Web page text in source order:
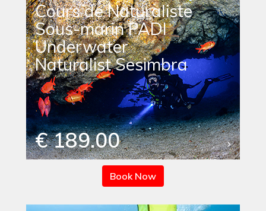
Cours de Naturaliste
Sous-marin PADI
Underwater
Naturalist Sesimbra
€ 189.00
Book Now